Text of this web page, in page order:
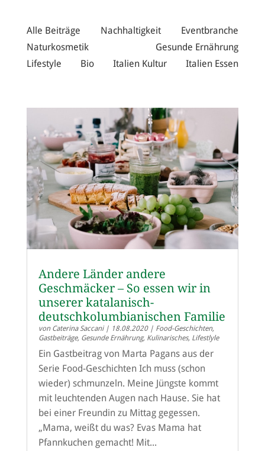
Alle Beiträge Nachhaltigkeit
Eventbranche
Naturkosmetik
Gesunde Ernährung
Lifestyle
Bio Italien Kultur Italien Essen
Andere Länder andere
Geschmäcker – So essen wir in
unserer katalanisch-
deutschkolumbianischen Familie
von Caterina Saccani| 18.08.2020| Food-Geschichten,
Gastbeiträge, Gesunde Ernährung, Kulinarisches, Lifestlyle
Ein Gastbeitrag von Marta Pagans aus der
Serie Food-Geschichten Ich muss (schon
wieder) schmunzeln. Meine Jüngste kommt
mit leuchtenden Augen nach Hause. Sie hat
bei einer Freundin zu Mittag gegessen.
„Mama, weißt du was? Evas Mama hat
Pfannkuchen gemacht! Mit...